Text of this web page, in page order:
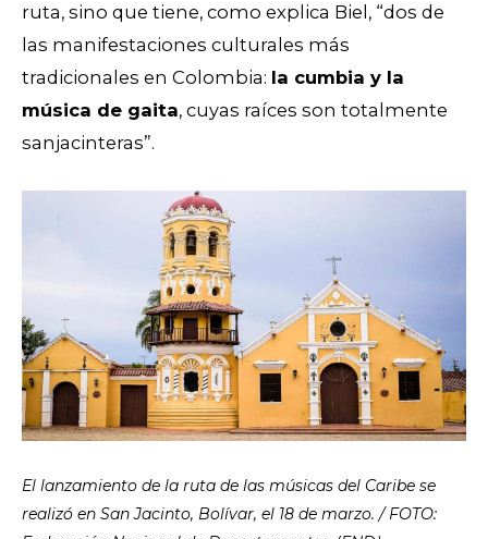
ruta, sino que tiene, como explica Biel, “dos de
las manifestaciones culturales más
tradicionales en Colombia: la cumbia y la
música de gaita, cuyas raíces son totalmente
sanjacinteras”.
El lanzamiento de la ruta de las músicas del Caribe se
realizó en San Jacinto, Bolívar, el 18 de marzo. / FOTO: